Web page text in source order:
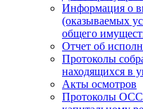
Информация о
(оказываемых
общего
Отчет об
Протоколы
находящихся
Акты осмотров
Протоколы ОСС